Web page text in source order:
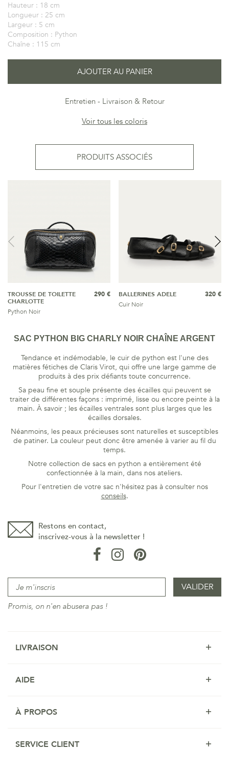
Hauteur : 18 cm
Longueur : 25 cm
Largeur : 5 cm
Composition : Python
Chaîne : 115 cm
AJOUTER AU PANIER
Entretien
Livraison & Retour
Voir tous les coloris
PRODUITS ASSOCIÉS
TROUSSE DE TOILETTE
CHARLOTTE
Python Noir
290 €
BALLERINES ADELE
Cuir Noir
320 €
SAC PYTHON BIG CHARLY NOIR CHAÎNE ARGENT
Tendance et indémodable, le cuir de python est l'une des
matières fétiches de Claris Virot, qui offre une large gamme de
produits à des prix défiants toute concurrence.
Sa peau fine et souple présente des écailles qui peuvent se
traiter de différentes façons : imprimé, lisse ou encore peinte à la
main. À savoir ; les écailles ventrales sont plus larges que les
écailles dorsales.
Néanmoins, les peaux précieuses sont naturelles et susceptibles
de patiner. La couleur peut donc être amenée à varier au fil du
temps.
Notre collection de sacs en python a entièrement été
confectionnée à la main, dans nos ateliers.
Pour l'entretien de votre sac n'hésitez pas à consulter nos
conseils.
Restons en contact,
inscrivez-vous à la newsletter !
Promis, on n'en abusera pas !
LIVRAISON
AIDE
À PROPOS
SERVICE CLIENT